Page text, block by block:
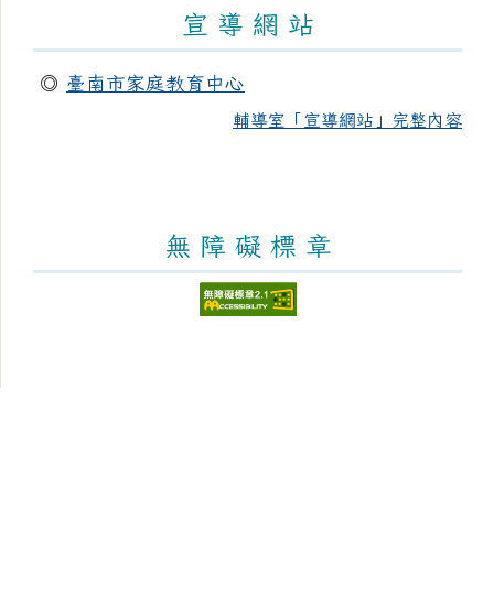
宣 導 網 站
◎ 臺南市家庭教育中心
輔導室「宣導網站」完整內容
無 障 礙 標 章